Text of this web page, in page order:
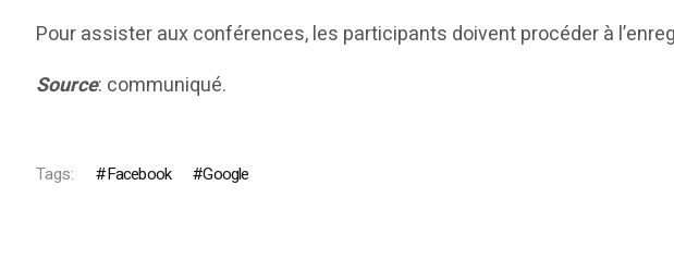
Pour assister aux conférences, les participants doivent procéder à
Source: communiqué.
Tags: Facebook Google